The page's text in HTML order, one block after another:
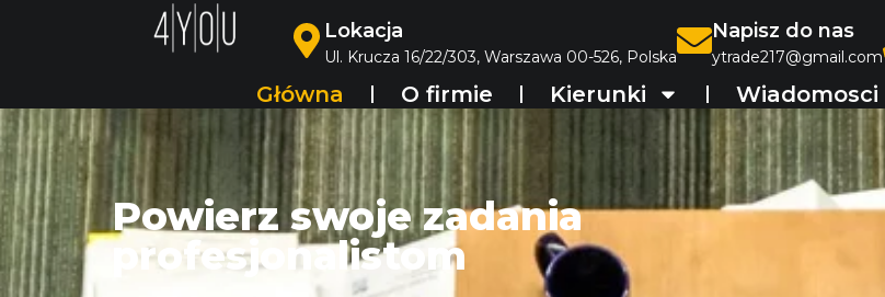
Lokacja
Ul. Krucza 16/22/303, Warszawa 00-526, Polska
Napisz do nas
ytrade217@gmail.com
Główna O firmie Kierunki Wiadomosci
Powierz swoje zadania
profesjonalistom